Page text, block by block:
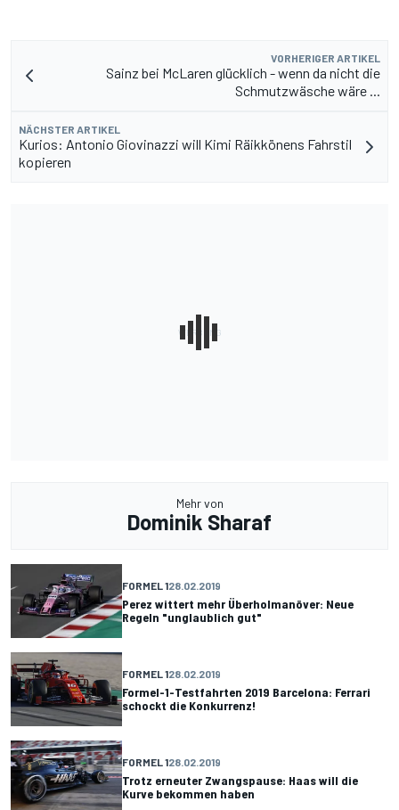
VORHERIGER ARTIKEL
Sainz bei McLaren glücklich - wenn da nicht die
Schmutzwäsche wäre ...
NÄCHSTER ARTIKEL
Kurios: Antonio Giovinazzi will Kimi Räikkönens Fahrstil
kopieren
Mehr von
Dominik Sharaf
FORMEL 128.02.2019
Perez wittert mehr Überholmanöver: Neue
Regeln "unglaublich gut"
FORMEL 128.02.2019
Formel-1-Testfahrten 2019 Barcelona: Ferrari
schockt die Konkurrenz!
FORMEL 128.02.2019
Trotz erneuter Zwangspause: Haas will die
Kurve bekommen haben